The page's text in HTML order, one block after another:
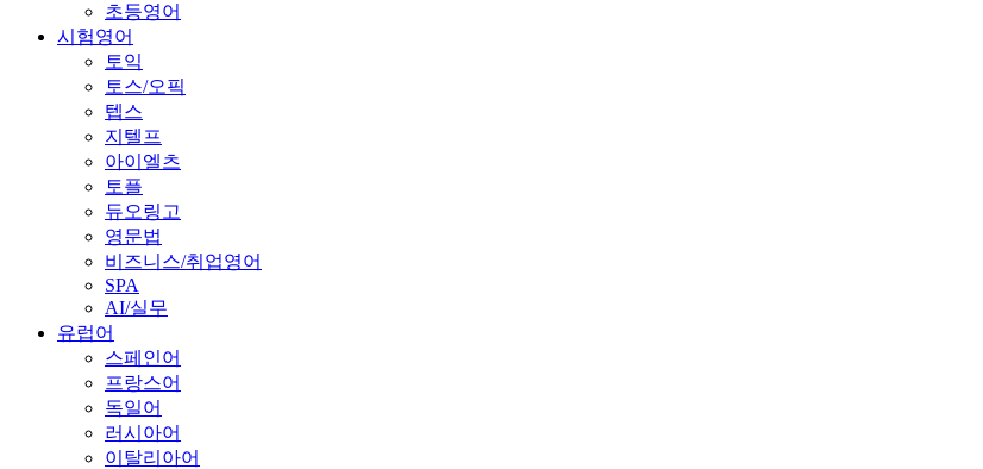
초등영어
시험영어
토익
토스/오픽
텝스
지텔프
아이엘츠
토플
듀오링고
영문법
비즈니스/취업영어
SPA
AI/실무
유럽어
스페인어
프랑스어
독일어
러시아어
이탈리아어